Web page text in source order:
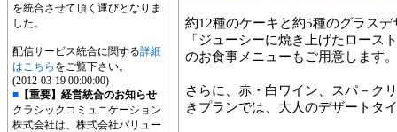
を統合させて頂く運びとなりま
した。
配信サービス統合に関する詳細
はこちら をご覧下さい。
(2012-03-19 00:00:00)
■ 【重要】経営統合のお知らせ
クラシックコミュニケーション
株式会社は、株式会社バリュー
約12種のケーキと約5種のグラス
「ジューシーに焼き上げたロース
のお食事メニューもご用意します。
さらに、赤・白ワイン、スパ－ク
きプランでは、大人のデザートタ